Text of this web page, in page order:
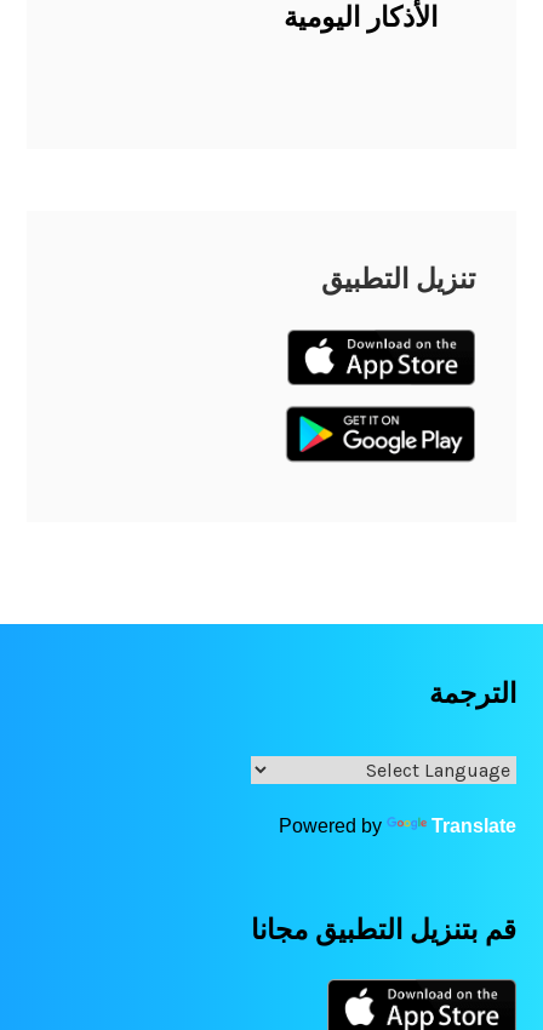
الأذكار اليومية
تنزيل التطبيق
الترجمة
Powered by Translate
قم بتنزيل التطبيق مجانا